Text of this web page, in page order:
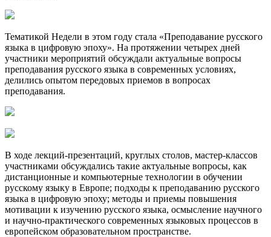
Тематикой Недели в этом году стала «Преподавание русского
языка в цифровую эпоху». На протяжении четырех дней
участники мероприятий обсуждали актуальные вопросы
преподавания русского языка в современных условиях,
делились опытом передовых приемов в вопросах
преподавания.
В ходе лекций-презентаций, круглых столов, мастер-классов
участниками обсуждались такие актуальные вопросы, как
дистанционные и компьютерные технологии в обучении
русскому языку в Европе; подходы к преподаванию русского
языка в цифровую эпоху; методы и приемы повышения
мотивации к изучению русского языка, осмысление научного
и научно-практического современных языковых процессов в
европейском образовательном пространстве.